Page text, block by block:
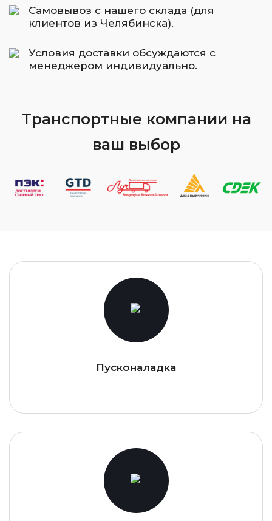
Самовывоз с нашего склада (для
клиентов из Челябинска).
Условия доставки обсуждаются с
менеджером индивидуально.
Транспортные компании на
ваш выбор
Пусконаладка